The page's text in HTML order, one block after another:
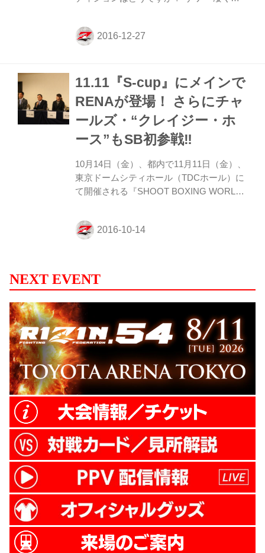
じで、明後日に備えたいと思います。 ──
シュートボクシングの試合を挟んで、MMA
く動いたりしました。そういう試合運びは
しましたけども。 ──前回クルックシャン
ク選手との試合では持ち味を出せなかった
ですけど、今回はどういう試合を見せたい
ですか？ サワー 2人ともレスラー出身で似
ているような感じですけど、ダロンは寝技
に持っていくという感じだったんですね。
偶然...
11.11『S-cup』にメインで
RENAが登場！ さらにチャ
ールズ・“クレイジー・ホ
ース”もSB初参戦‼︎
10月14日（金）、都内で11月11日（金）、
東京ドームシティホール（TDCホール）に
て開催される『SHOOT BOXING WORLD
見が行なわれた。 この大会には先日9月25
日にさいたまスーパーアリーナで行われた
ナメント開幕戦』に出場したアンディ・サ
ワー、RENAもワンマッチで出場する。 山
本美憂との女王対決を制したSB絶対女王・
RENAはメインイベンターとして出場。
RENAは「30年以上歴史があるシュート
ボ...
NEXT EVENT